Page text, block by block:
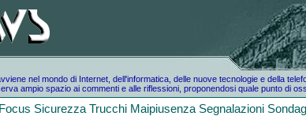
nel mondo di Internet, dell'informatica, delle nuove tecnologie e della
ampio spazio ai commenti e alle riflessioni, proponendosi quale punto di
Focus Sicurezza Trucchi Maipiusenza Segnalazioni